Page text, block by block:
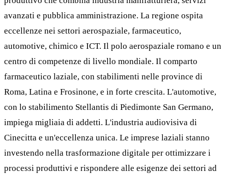
avanzati e pubblica amministrazione. La regione ospita
eccellenze nei settori aerospaziale, farmaceutico,
automotive, chimico e ICT. Il polo aerospaziale romano e un
centro di competenze di livello mondiale. Il comparto
farmaceutico laziale, con stabilimenti nelle province di
Roma, Latina e Frosinone, e in forte crescita. L'automotive,
con lo stabilimento Stellantis di Piedimonte San Germano,
impiega migliaia di addetti. L'industria audiovisiva di
Cinecitta e un'eccellenza unica. Le imprese laziali stanno
investendo nella trasformazione digitale per ottimizzare i
processi produttivi e rispondere alle esigenze dei settori ad